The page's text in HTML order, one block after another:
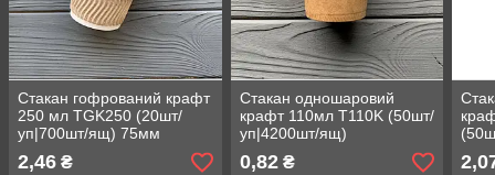
Стакан гофрований крафт
250 мл TGK250 (20шт/
уп|700шт/ящ) 75мм
2,46 ₴
Стакан одношаровий
крафт 110мл T110K (50шт/
уп|4200шт/ящ)
0,82₴